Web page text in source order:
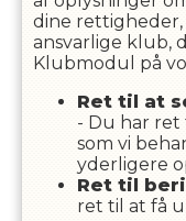
dine
ansvarlige klub,
Klubmodul på
Ret til at
- Du har ret
som vi
yderligere
Ret til
ret til at få